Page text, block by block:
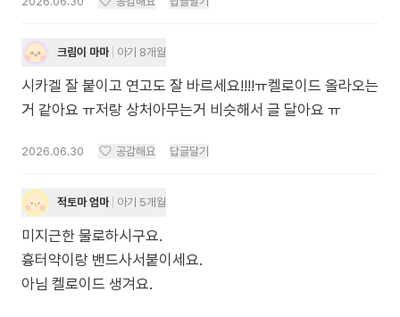
크림이 마마 아기 8개월
시카겔 잘 붙이고 연고도 잘 바르세요!!!!ㅠ켈로이드 올라오는
거 같아요 ㅠ저랑 상처아무는거 비슷해서 글 달아요 ㅠ
2026.06.30 공감해요 답글달기
적토마 엄마 아기 5개월
미지근한 물로하시구요.
흉터약이랑 밴드사서붙이세요.
아님 켈로이드 생겨요.